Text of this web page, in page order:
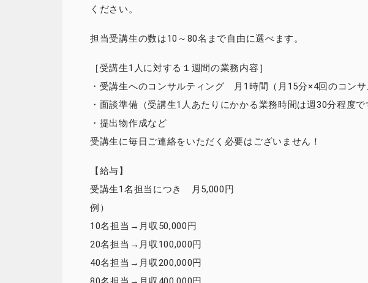
ください。
担当受講生の数は10～80名まで自由に選べます。
［受講生1人に対する１週間の業務内容］
・受講生へのコンサルティング 月1時間（月15分×4回のコンサ
・面談準備（受講生1人あたりにかかる業務時間は週30分程度で
・提出物作成など
受講生に毎日ご連絡をいただく必要はございません！
【給与】
受講生1名担当につき 月5,000円
例）
10名担当→月収50,000円
20名担当→月収100,000円
40名担当→月収200,000円